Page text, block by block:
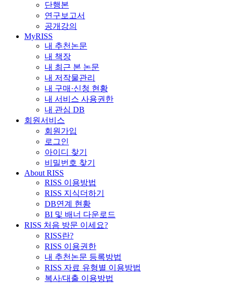
단행본
연구보고서
공개강의
MyRISS
내 추천논문
내 책장
내 최근 본 논문
내 저작물관리
내 구매·신청 현황
내 서비스 사용권한
내 관심 DB
회원서비스
회원가입
로그인
아이디 찾기
비밀번호 찾기
About RISS
RISS 이용방법
RISS 지식더하기
DB연계 현황
BI 및 배너 다운로드
RISS 처음 방문 이세요?
RISS란?
RISS 이용권한
내 추천논문 등록방법
RISS 자료 유형별 이용방법
복사/대출 이용방법